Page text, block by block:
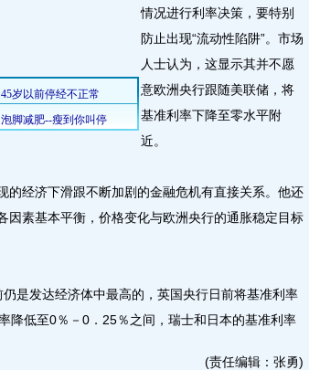
情况进行利率决策，要特别
防止出现“流动性陷阱”。市场
人士认为，这显示其并不愿
意欧洲央行跟随美联储，将
基准利率下降至零水平附
近。
经济下滑跟不断加剧的金融危机有直接关系。他还
因素基本平衡，价格变化与欧洲央行的通胀稳定目标
发达经济体中最高的，英国央行日前将基准利率
降低至0％－0．25％之间，瑞士和日本的基准利率
(责任编辑：张勇)